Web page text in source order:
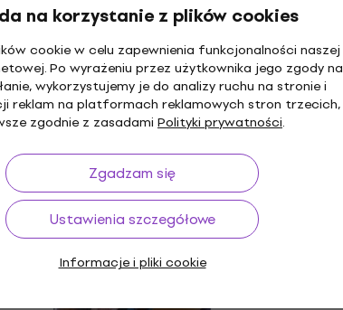
na korzystanie z plików cookies
cookie w celu zapewnienia funkcjonalności naszej
Po wyrażeniu przez użytkownika jego zgody na
wykorzystujemy je do analizy ruchu na stronie i
reklam na platformach reklamowych stron trzecich,
zgodnie z zasadami Polityki prywatności.
Zgadzam się
Ustawienia szczegółowe
Informacje i pliki cookie